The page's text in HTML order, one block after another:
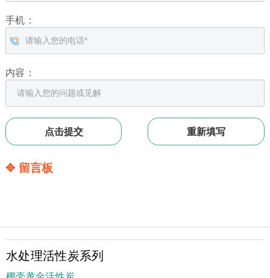
手机：
内容：
✥ 留言板
水处理活性炭系列